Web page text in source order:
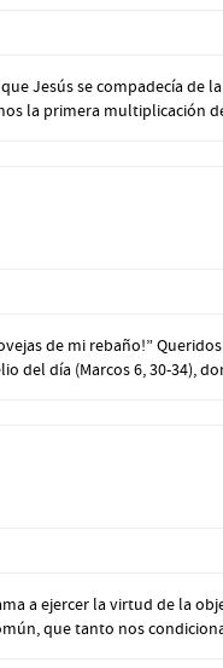
Jesús se compadecía
la primera multiplicación
de mi rebaño!”
del día (Marcos 6, 30-34),
a ejercer la virtud de la
que tanto nos